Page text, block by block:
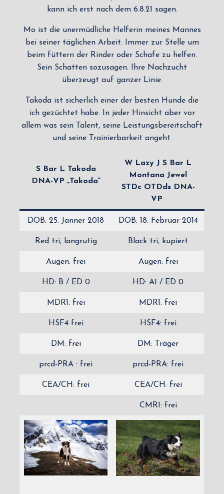
kann ich erst nach dem 6.8.21 sagen.
Mo ist die unermüdliche Helferin meines Mannes
bei seiner täglichen Arbeit. Immer zur Stelle um
beim füttern der Rinder oder Schafe zu helfen.
Sein Schatten sozusagen. Ihre Nachzucht
überzeugt auf ganzer Linie.
Takoda ist sicherlich einer der besten Hunde die
ich gezüchtet habe. In jeder Hinsicht aber vor
allem was sein Talent, seine Leistungsbereitschaft
und seine Trainierbarkeit angeht.
S Bar L Takoda
DNA-VP „Takoda“
W Lazy J S Bar L
Montana Jewel
STDc OTDds DNA-
VP
DOB: 25. Jänner 2018 DOB: 18. Februar 2014
Red tri, langrutig Black tri, kupiert
Augen: frei Augen: frei
HD: B / ED 0 HD: A1 / ED 0
MDR1: frei MDR1: frei
HSF4 frei HSF4: frei
DM: frei DM: Träger
prcd-PRA : frei prcd-PRA: frei
CEA/CH: frei CEA/CH: frei
CMR1: frei